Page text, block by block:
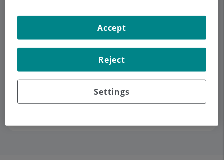
ContacteHorari
Demanar Cita
Equipo
Settings
Reject
Accept